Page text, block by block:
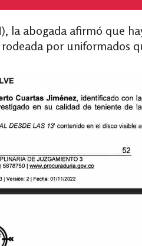
la abogada afirmó que
por uniformados